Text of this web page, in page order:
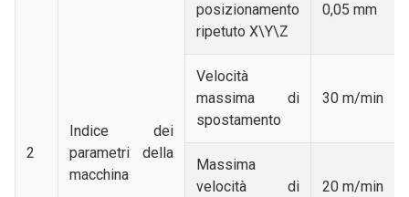
2
Indice dei
parametri della
macchina
posizionamento
ripetuto X\Y\Z
0,05 mm
Velocità
massima di
spostamento
30 m/min
Massima
velocità di
20 m/min